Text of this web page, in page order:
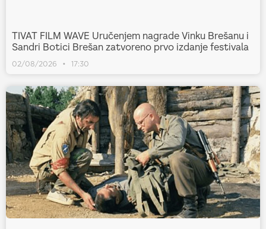
TIVAT FILM WAVE Uručenjem nagrade Vinku Brešanu i
Sandri Botici Brešan zatvoreno prvo izdanje festivala
02/08/2026 17:30